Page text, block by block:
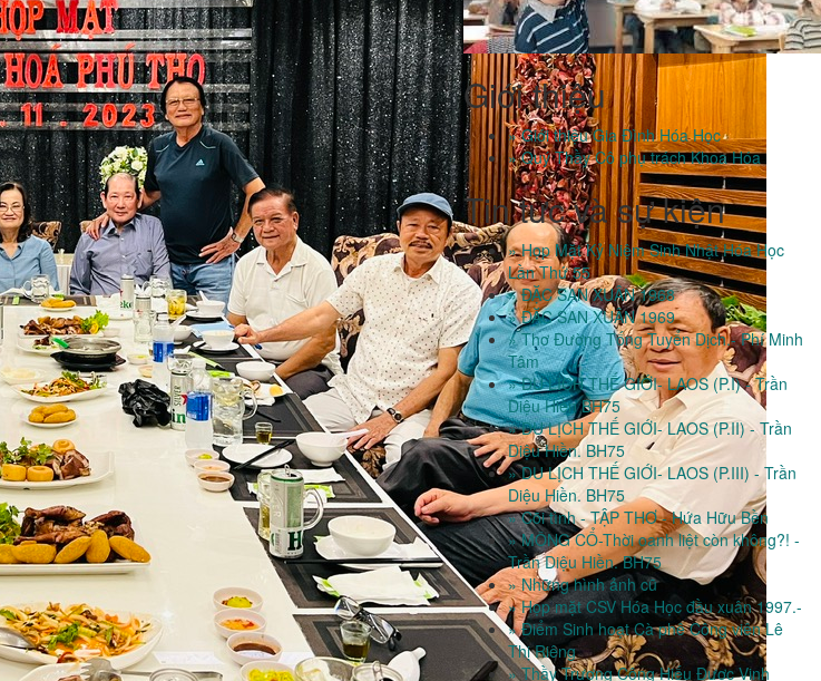
Giới thiệu
» Giới thiệu Gia Đình Hóa Học
» Quý Thầy Cô phụ trách Khoa Hóa
Tin tưc và sự kiện
» Họp Mặt Kỷ Niệm Sinh Nhật Hóa Học
Lần Thứ 55
» ĐẶC SAN XUÂN 1968
» ĐẶC SAN XUÂN 1969
» Thơ Đường Tống Tuyển Dịch.- Phí Minh
Tâm
» DU LỊCH THẾ GIỚI- LAOS (P.I) - Trần
Diệu Hiền BH75
» DU LỊCH THẾ GIỚI- LAOS (P.II) - Trần
Diệu Hiền. BH75
» DU LỊCH THẾ GIỚI- LAOS (P.III) - Trần
Diệu Hiền. BH75
» Cõi tình - TẬP THƠ - Hứa Hữu Bền
» MÔNG CỔ-Thời oanh liệt còn không?! -
Trần Diệu Hiền. BH75
» Những hình ảnh cũ
» Họp mặt CSV Hóa Học đầu xuân 1997.-
» Điểm Sinh hoạt Cà phê Công viên Lê
Thị Riêng
» Thầy Trương Công Hiếu Được Vinh